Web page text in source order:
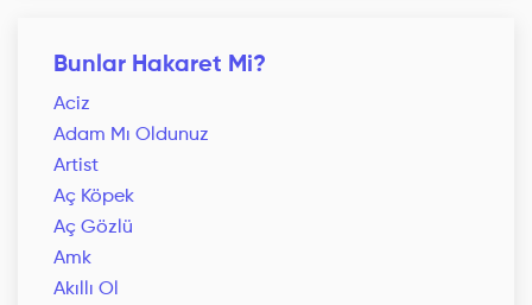
Bunlar Hakaret Mi?
Aciz
Adam Mı Oldunuz
Artist
Aç Köpek
Aç Gözlü
Amk
Akıllı Ol